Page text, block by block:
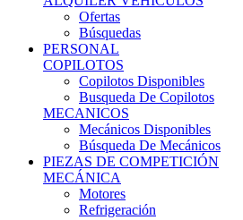
Búsquedas
PERSONAL
COPILOTOS
Copilotos Disponibles
Busqueda De Copilotos
MECANICOS
Mecánicos Disponibles
Búsqueda De Mecánicos
PIEZAS DE COMPETICIÓN
MECÁNICA
Motores
Refrigeración
Electrónica